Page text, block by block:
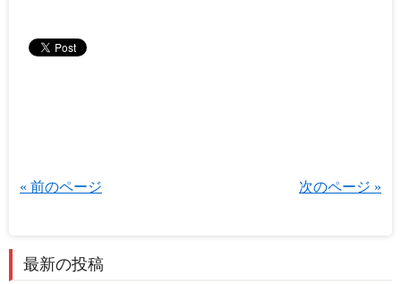
« 前のページ 次のページ »
最新の投稿